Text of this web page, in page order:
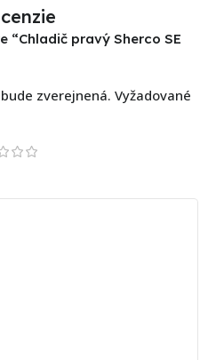
“Chladič pravý Sherco SE
zverejnená. Vyžadované